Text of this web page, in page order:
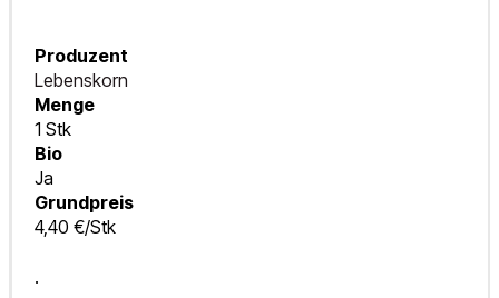
Produzent
Lebenskorn
Menge
1 Stk
Bio
Ja
Grundpreis
4,40 €/Stk
.